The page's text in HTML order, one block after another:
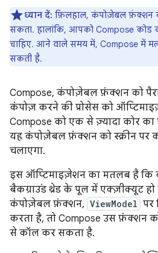
ध्यान दें: फ़िलहाल, कंपोज़ेबल फ़ंक्शन
सकता. हालांकि, आपको Compose कोड
चाहिए. आने वाले समय में, Compose में
सकती है.
Compose, कंपोज़ेबल फ़ंक्शन को
कंपोज़ करने की प्रोसेस को
Compose को एक से ज़्यादा कोर का
यह कंपोज़ेबल फ़ंक्शन को स्क्रीन पर
चलाएगा.
इस ऑप्टिमाइज़ेशन का मतलब है
बैकग्राउंड थ्रेड के पूल में एक्ज़ीक्यूट
कंपोज़ेबल फ़ंक्शन, ViewModel पर
करता है, तो Compose उस फ़ंक्शन
से कॉल कर सकता है.